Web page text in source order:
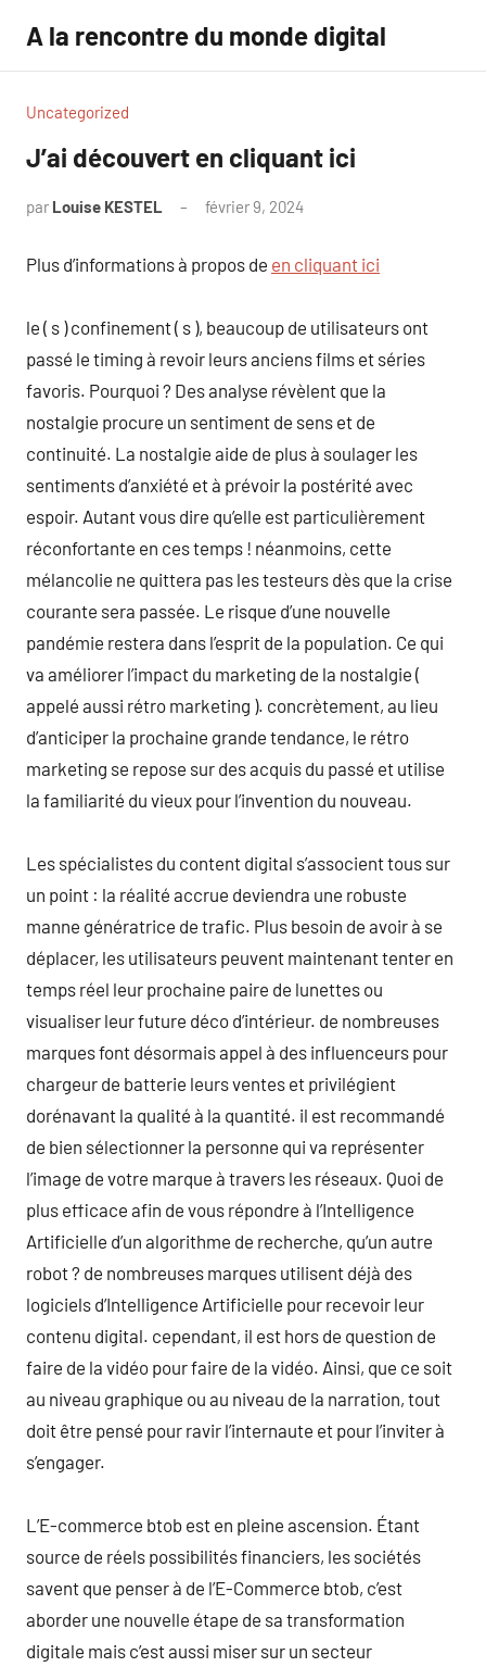
contenu
A la rencontre du monde digital
Uncategorized
J’ai découvert en cliquant ici
par Louise KESTEL février 9, 2024
Plus d’informations à propos de en cliquant ici
le ( s ) confinement ( s ), beaucoup de utilisateurs ont
passé le timing à revoir leurs anciens films et séries
favoris. Pourquoi ? Des analyse révèlent que la
nostalgie procure un sentiment de sens et de
continuité. La nostalgie aide de plus à soulager les
sentiments d’anxiété et à prévoir la postérité avec
espoir. Autant vous dire qu’elle est particulièrement
réconfortante en ces temps ! néanmoins, cette
mélancolie ne quittera pas les testeurs dès que la crise
courante sera passée. Le risque d’une nouvelle
pandémie restera dans l’esprit de la population. Ce qui
va améliorer l’impact du marketing de la nostalgie (
appelé aussi rétro marketing ). concrètement, au lieu
d’anticiper la prochaine grande tendance, le rétro
marketing se repose sur des acquis du passé et utilise
la familiarité du vieux pour l’invention du nouveau.
Les spécialistes du content digital s’associent tous sur
un point : la réalité accrue deviendra une robuste
manne génératrice de trafic. Plus besoin de avoir à se
déplacer, les utilisateurs peuvent maintenant tenter en
temps réel leur prochaine paire de lunettes ou
visualiser leur future déco d’intérieur. de nombreuses
marques font désormais appel à des influenceurs pour
chargeur de batterie leurs ventes et privilégient
dorénavant la qualité à la quantité. il est recommandé
de bien sélectionner la personne qui va représenter
l’image de votre marque à travers les réseaux. Quoi de
plus efficace afin de vous répondre à l’Intelligence
Artificielle d’un algorithme de recherche, qu’un autre
robot ? de nombreuses marques utilisent déjà des
logiciels d’Intelligence Artificielle pour recevoir leur
contenu digital. cependant, il est hors de question de
faire de la vidéo pour faire de la vidéo. Ainsi, que ce soit
au niveau graphique ou au niveau de la narration, tout
doit être pensé pour ravir l’internaute et pour l’inviter à
s’engager.
L’E-commerce btob est en pleine ascension. Étant
source de réels possibilités financiers, les sociétés
savent que penser à de l’E-Commerce btob, c’est
aborder une nouvelle étape de sa transformation
digitale mais c’est aussi miser sur un secteur